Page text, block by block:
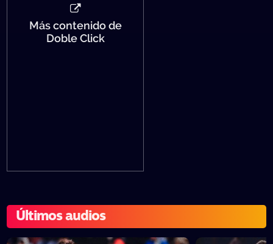
Más contenido de
Doble Click
Últimos audios